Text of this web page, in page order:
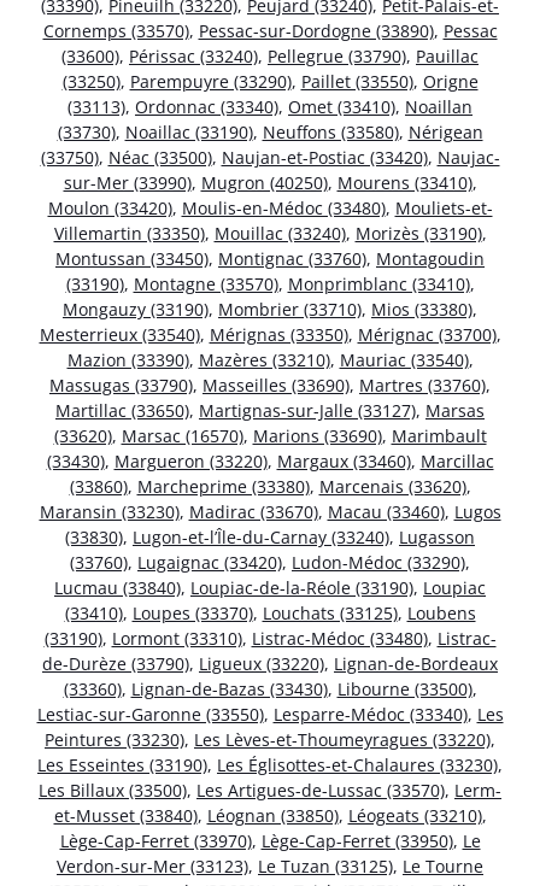
(33390), Pineuilh (33220), Peujard (33240), Petit-Palais-et-
Cornemps (33570), Pessac-sur-Dordogne (33890), Pessac
(33600), Périssac (33240), Pellegrue (33790), Pauillac
(33250), Parempuyre (33290), Paillet (33550), Origne
(33113), Ordonnac (33340), Omet (33410), Noaillan
(33730), Noaillac (33190), Neuffons (33580), Nérigean
(33750), Néac (33500), Naujan-et-Postiac (33420), Naujac-
sur-Mer (33990), Mugron (40250), Mourens (33410),
Moulon (33420), Moulis-en-Médoc (33480), Mouliets-et-
Villemartin (33350), Mouillac (33240), Morizès (33190),
Montussan (33450), Montignac (33760), Montagoudin
(33190), Montagne (33570), Monprimblanc (33410),
Mongauzy (33190), Mombrier (33710), Mios (33380),
Mesterrieux (33540), Mérignas (33350), Mérignac (33700),
Mazion (33390), Mazères (33210), Mauriac (33540),
Massugas (33790), Masseilles (33690), Martres (33760),
Martillac (33650), Martignas-sur-Jalle (33127), Marsas
(33620), Marsac (16570), Marions (33690), Marimbault
(33430), Margueron (33220), Margaux (33460), Marcillac
(33860), Marcheprime (33380), Marcenais (33620),
Maransin (33230), Madirac (33670), Macau (33460), Lugos
(33830), Lugon-et-l’Île-du-Carnay (33240), Lugasson
(33760), Lugaignac (33420), Ludon-Médoc (33290),
Lucmau (33840), Loupiac-de-la-Réole (33190), Loupiac
(33410), Loupes (33370), Louchats (33125), Loubens
(33190), Lormont (33310), Listrac-Médoc (33480), Listrac-
de-Durèze (33790), Ligueux (33220), Lignan-de-Bordeaux
(33360), Lignan-de-Bazas (33430), Libourne (33500),
Lestiac-sur-Garonne (33550), Lesparre-Médoc (33340), Les
Peintures (33230), Les Lèves-et-Thoumeyragues (33220),
Les Esseintes (33190), Les Églisottes-et-Chalaures (33230),
Les Billaux (33500), Les Artigues-de-Lussac (33570), Lerm-
et-Musset (33840), Léognan (33850), Léogeats (33210),
Lège-Cap-Ferret (33970), Lège-Cap-Ferret (33950), Le
Verdon-sur-Mer (33123), Le Tuzan (33125), Le Tourne